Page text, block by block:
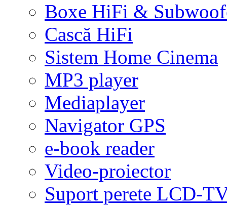
Boxe HiFi &
Cască HiFi
Sistem Home Cinema
MP3 player
Mediaplayer
Navigator GPS
e-book reader
Video-proiector
Suport perete LCD-